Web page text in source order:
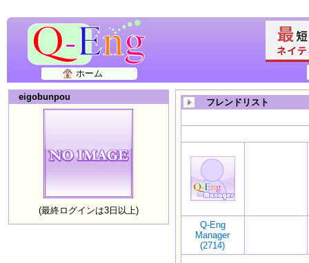
ホーム
eigobunpou
(最終ログインは3日以上)
フレンドリスト
Q-Eng
Manager
(2714)